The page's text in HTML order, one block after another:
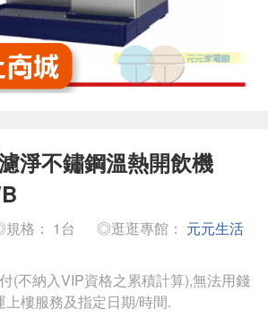
淨不鏽鋼溫熱開飲機
格： 1台 ◎逛逛專館： 元元生活
(不納入VIP資格之累積計算),無法用錢
樓服務及指定日期/時間.